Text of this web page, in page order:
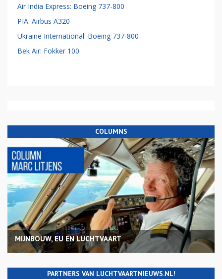
Air India Express: Boeing 737-800
PIA: Airbus A320
Ukraine International: Boeing 737-800
Bek Air: Fokker 100
COLUMNS
MIJNBOUW, EU EN LUCHTVAART
PARTNERS VAN LUCHTVAARTNIEUWS.NL!